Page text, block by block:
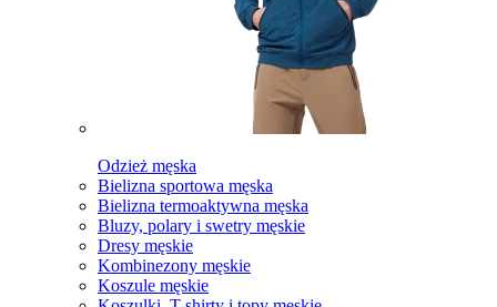
Odzież męska
Bielizna sportowa męska
Bielizna termoaktywna męska
Bluzy, polary i swetry męskie
Dresy męskie
Kombinezony męskie
Koszule męskie